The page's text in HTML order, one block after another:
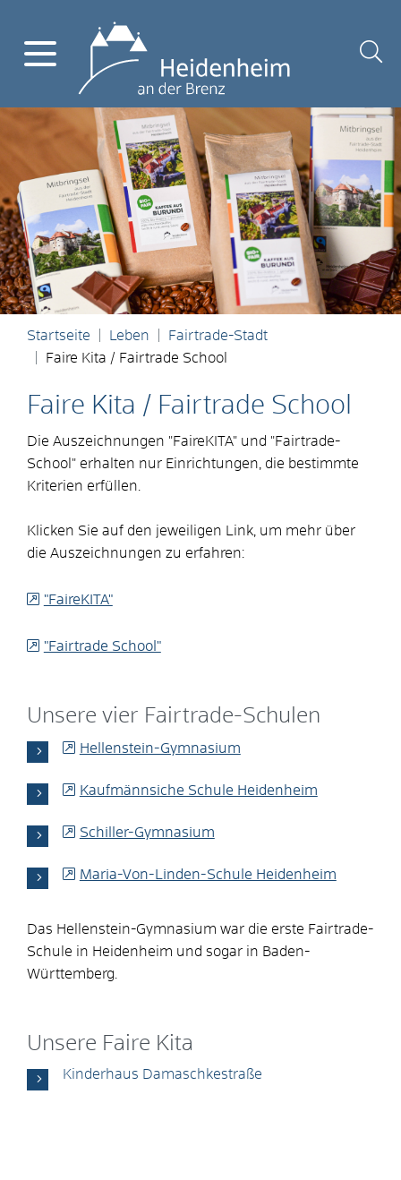
Startseite Leben
Fairtrade-Stadt
Faire Kita / Fairtrade School
Faire Kita / Fairtrade School
Die Auszeichnungen "FaireKITA" und "Fairtrade-
School" erhalten nur Einrichtungen, die bestimmte
Kriterien erfüllen.
Klicken Sie auf den jeweiligen Link, um mehr über
die Auszeichnungen zu erfahren:
"FaireKITA"
"Fairtrade School"
Unsere vier Fairtrade-Schulen
Hellenstein-Gymnasium
Kaufmännsiche Schule Heidenheim
Schiller-Gymnasium
Maria-Von-Linden-Schule Heidenheim
Das Hellenstein-Gymnasium war die erste Fairtrade-
Schule in Heidenheim und sogar in Baden-
Württemberg.
Unsere Faire Kita
Kinderhaus Damaschkestraße